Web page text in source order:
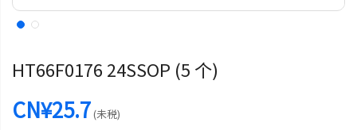
HT66F0176 24SSOP (5 个)
CN¥25.7(未税)